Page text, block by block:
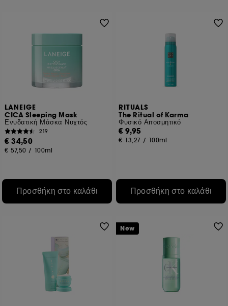
LANEIGE
CICA Sleeping Mask
Ενυδατική Μάσκα Νυχτός
219
€ 34,50
€ 57,50 / 100ml
Προσθήκη στο καλάθι
RITUALS
The Ritual of Karma
Φυσικό Αποσμητικό
€ 9,95
€ 13,27 / 100ml
Προσθήκη στο καλάθι
New